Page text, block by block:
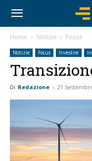
Home Notizie Focus
Notizie Focus Investire
Di Redazione - 21